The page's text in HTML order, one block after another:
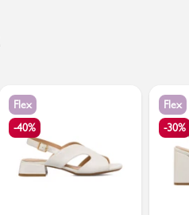
Flex
-40%
Flex
-30%